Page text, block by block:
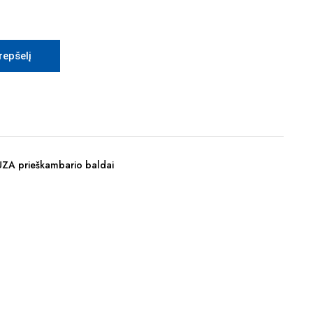
prieškambario baldai